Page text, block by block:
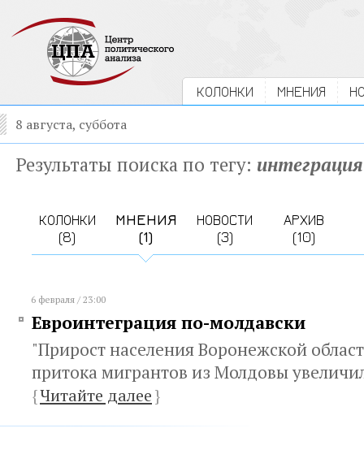
КОЛОНКИ МНЕНИЯ
8 августа, суббота
Результаты поиска по тегу: интеграция
КОЛОНКИ
(8)
МНЕНИЯ
(1)
НОВОСТИ
(3)
АРХИВ
(10)
6 февраля / 23:00
Евроинтеграция по-молдавски
"Прирост населения Воронежской
притока мигрантов из Молдовы
{Читайте далее}